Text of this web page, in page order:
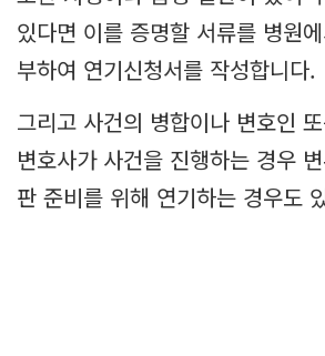
있다면 이를 증명할 서류를 병원
부하여 연기신청서를 작성합니다.
그리고 사건의 병합이나 변호인
변호사가 사건을 진행하는 경우
판 준비를 위해 연기하는 경우도